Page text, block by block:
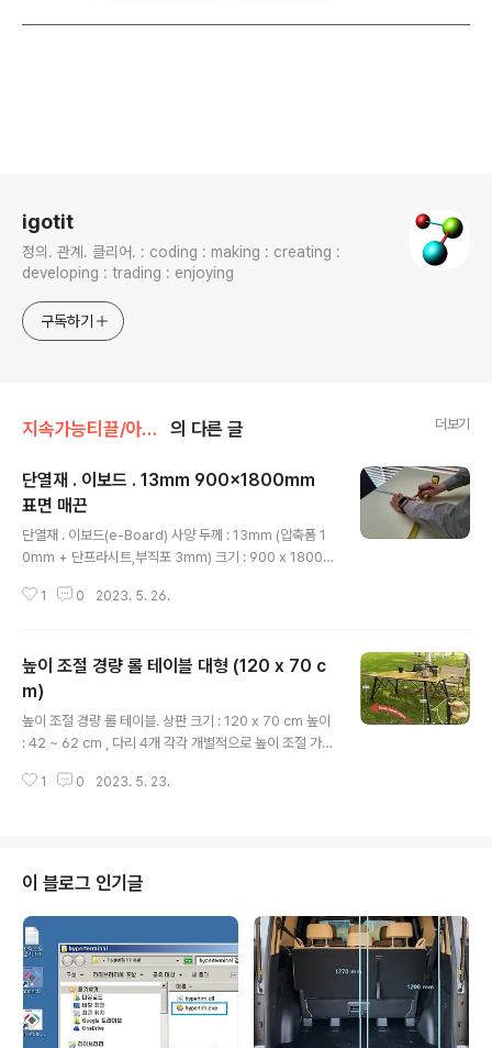
igotit
정의. 관계. 클리어. : coding : making : creating :
developing : trading : enjoying
구독하기
지속가능티끌/아이템 의 다른 글 더보기
단열재 . 이보드 . 13mm 900x1800mm
표면 매끈
단열재 . 이보드(e-Board) 사양 두께 : 13mm (압축폼 1
0mm + 단프라시트,부직포 3mm) 크기 : 900 x 1800
무게 : 1.75kg . 제품사양에 무게 정보가 없길래 구입 이후
라 시트면 표면 깔끔하다 . 공장 출하 상태의 표면 색상과
무늬 그대로도 흉하지 않으며, 단프라 시트위에 부직포가
덮여 있기 때문에 단프라 시트 특유의 직선 줄 무늬도 언뜻
봐서는 보이지 않는다. 직선 줄이 있다고 생각하면서 보면
어렴풋하게 보이는 정도. 후 가공 작업 하지 않아도 될 정도
의 표면 고 품질. 단프라 시트면..
1 0 2023. 5. 26.
높이 조절 경량 롤 테이블 대형 (120 x 70 c
m)
높이 조절 경량 롤 테이블. 상판 크기 : 120 x 70 cm 높이
: 42 ~ 62 cm , 다리 4개 각각 개별적으로 높이 조절 가
지지프레임만 2 kg 크기 다리 4개 개별적으로 높이 조절
www.coupang.com 2023.05.18 위 구입처에서 주문
후 품절되어 취소됨. 알리 검색하여 동일 제품 찾아 주문함.
가격 : 79,900원 (할인 이벤트 , 배송비 무료). 최종 결제
금액 : 75,698 원. 138.16US $ 46% OFF|Ou..
1 0 2023. 5. 23.
이 블로그 인기글